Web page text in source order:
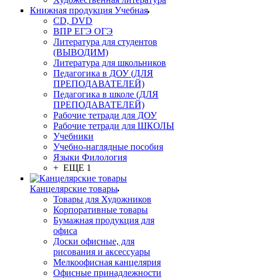
Книжная продукция Учебная
CD, DVD
ВПР ЕГЭ ОГЭ
Литература для студентов
(ВЫВОДИМ)
Литература для школьников
Педагогика в ДОУ (ДЛЯ
ПРЕПОДАВАТЕЛЕЙ)
Педагогика в школе (ДЛЯ
ПРЕПОДАВАТЕЛЕЙ)
Рабочие тетради для ДОУ
Рабочие тетради для ШКОЛЫ
Учебники
Учебно-наглядные пособия
Языки Филология
+ ЕЩЕ 1
Канцелярские товары
Товары для Художников
Корпоративные товары
Бумажная продукция для
офиса
Доски офисные, для
рисования и аксессуары
Мелкоофисная канцелярия
Офисные принадлежности